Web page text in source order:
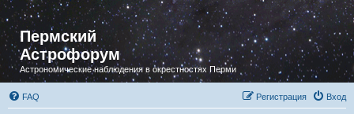
Пермский
Астрофорум
Астрономические наблюдения в окрестностях Перми
FAQ Вход
Регистрация